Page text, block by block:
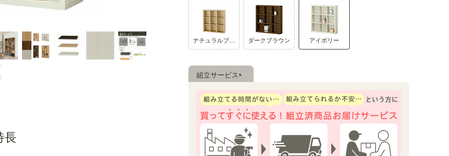
重厚感のある棚厚
天板の厚み3.6cmのボリューム感は、無垢材をイメージさせます。
A4ファイルが収納可能
棚板を均等に取り付けるとA4ファ
長
ナチュラルブラウン ダークブラウン アイボリー
組立サービス
須)